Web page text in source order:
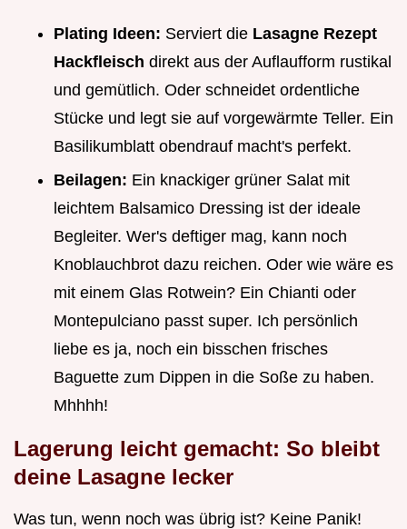
Plating Ideen: Serviert die Lasagne Rezept
Hackfleisch direkt aus der Auflaufform rustikal
und gemütlich. Oder schneidet ordentliche
Stücke und legt sie auf vorgewärmte Teller. Ein
Basilikumblatt obendrauf macht's perfekt.
Beilagen: Ein knackiger grüner Salat mit
leichtem Balsamico Dressing ist der ideale
Begleiter. Wer's deftiger mag, kann noch
Knoblauchbrot dazu reichen. Oder wie wäre es
mit einem Glas Rotwein? Ein Chianti oder
Montepulciano passt super. Ich persönlich
liebe es ja, noch ein bisschen frisches
Baguette zum Dippen in die Soße zu haben.
Mhhhh!
Lagerung leicht gemacht: So bleibt
deine Lasagne lecker
Was tun, wenn noch was übrig ist? Keine Panik!